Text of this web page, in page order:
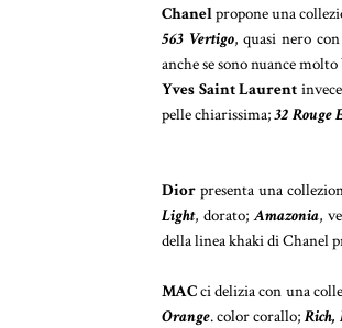
Chanelpropone una
563 Vertigo, quasi nero
anche se sono nuance molto
Yves Saint Laurent
pelle chiarissima;32 Rouge
Dior presenta una
Light, dorato;Amazonia,
della linea khaki di Chanel
MACci delizia con una
Orange. color corallo; Rich,